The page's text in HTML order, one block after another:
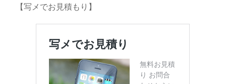
【写メでお見積もり】